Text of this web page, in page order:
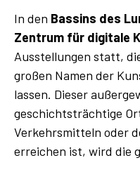
In den Bassins des
Zentrum für digitale
Ausstellungen statt,
großen Namen der
lassen. Dieser
geschichtsträchtige
Verkehrsmitteln oder
erreichen ist, wird die